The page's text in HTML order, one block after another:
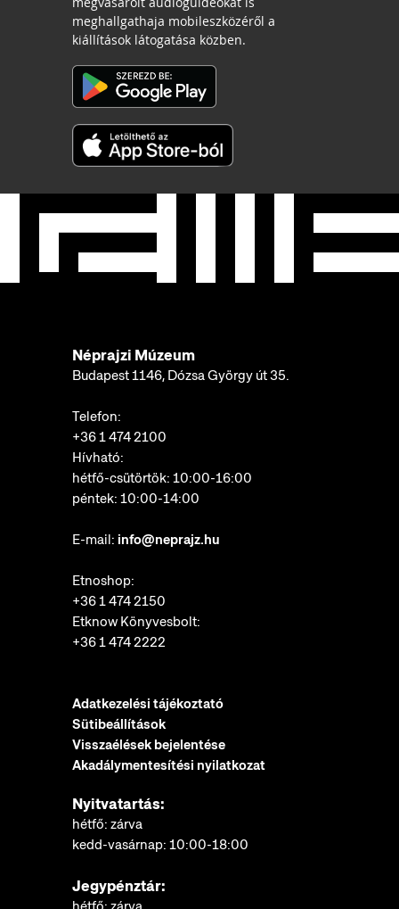
meghallgathaja mobileszközéről a
kiállítások látogatása közben.
Néprajzi Múzeum
Budapest 1146, Dózsa György út 35.
Telefon:
+36 1 474 2100
Hívható:
hétfő-csütörtök: 10:00-16:00
péntek: 10:00-14:00
E-mail: info@neprajz.hu
Etnoshop:
+36 1 474 2150
Etknow Könyvesbolt:
+36 1 474 2222
Adatkezelési tájékoztató
Sütibeállítások
Visszaélések bejelentése
Akadálymentesítési nyilatkozat
Nyitvatartás:
hétfő: zárva
kedd-vasárnap: 10:00-18:00
Jegypénztár: